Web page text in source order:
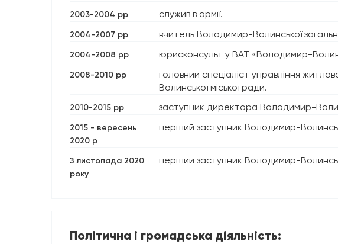
2003-2004 рр служив в армії.
2004-2007 рр вчитель Володимир-Волинської
2004-2008 рр юрисконсульт у ВАТ «Володимир-
2008-2010 рр
головний спеціаліст управління
Волинської міської ради.
2010-2015 рр заступник директора Володимир-
2015 - вересень
2020 р
перший заступник Володимир-
З листопада 2020
року
перший заступник Володимир-
Політична і громадська діяльність: